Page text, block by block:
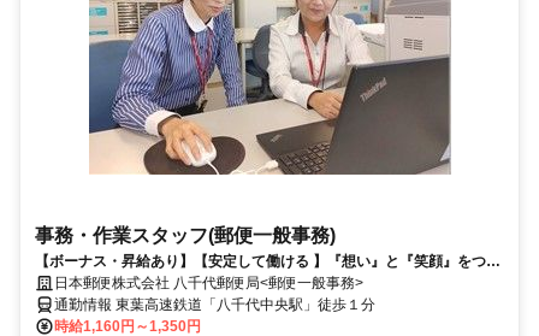
事務・作業スタッフ(郵便一般事務)
【ボーナス・昇給あり】【安定して働ける 】『想い』と『笑顔』をつな
ぐお仕事してみませんか？
日本郵便株式会社 八千代郵便局<郵便一般事務>
通勤情報 東葉高速鉄道「八千代中央駅」徒歩１分
時給1,160円～1,350円